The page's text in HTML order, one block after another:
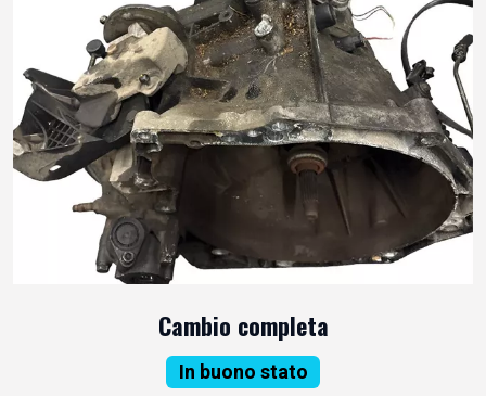
Cambio completa
In buono stato